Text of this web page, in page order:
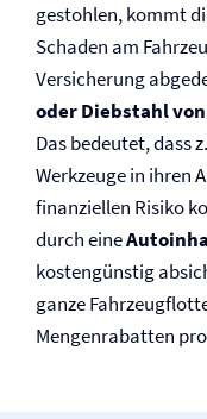
gestohlen, kommt
Schaden am
Versicherung
oder Diebstahl
Das bedeutet, dass
Werkzeuge in ihren
finanziellen Risiko
durch eine
kostengünstig
ganze
Mengenrabatten